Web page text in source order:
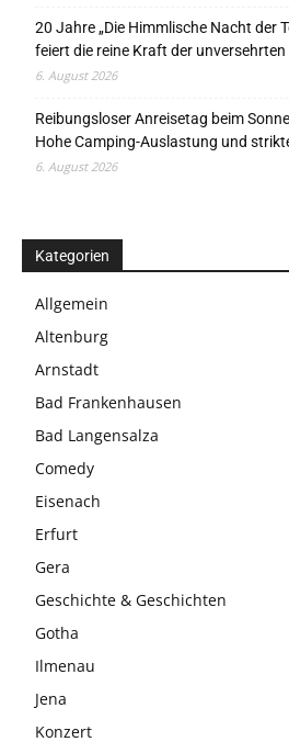
20 Jahre „Die Himmlische Nacht der
feiert die reine Kraft der unversehrten
6. August 2026
Reibungsloser Anreisetag beim
Hohe Camping-Auslastung und
6. August 2026
Kategorien
Allgemein
Altenburg
Arnstadt
Bad Frankenhausen
Bad Langensalza
Comedy
Eisenach
Erfurt
Gera
Geschichte & Geschichten
Gotha
Ilmenau
Jena
Konzert